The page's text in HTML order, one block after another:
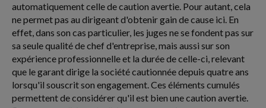
automatiquement celle de caution avertie. Pour autant, cela
ne permet pas au dirigeant d'obtenir gain de cause ici. En
effet, dans son cas particulier, les juges ne se fondent pas sur
sa seule qualité de chef d'entreprise, mais aussi sur son
expérience professionnelle et la durée de celle-ci, relevant
que le garant dirige la société cautionnée depuis quatre ans
lorsqu'il souscrit son engagement. Ces éléments cumulés
permettent de considérer qu'il est bien une caution avertie.